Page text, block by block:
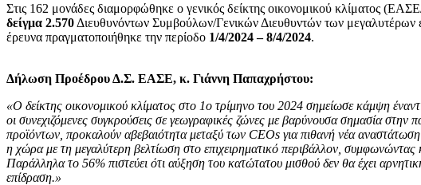
Στις 162 μονάδες διαμορφώθηκε ο γενικός δείκτης οικονομικού κλίματος
δείγμα 2.570 Διευθυνόντων Συμβούλων/Γενικών Διευθυντών των
έρευνα πραγματοποιήθηκε την περίοδο 1/4/2024 – 8/4/2024.
Δήλωση Προέδρου Δ.Σ. ΕΑΣΕ, κ. Γιάννη Παπαχρήστου:
«Ο δείκτης οικονομικού κλίματος στο 1ο τρίμηνο του 2024 σημείωσε κάμψη
οι συνεχιζόμενες συγκρούσεις σε γεωγραφικές ζώνες με βαρύνουσα σημασία
προϊόντων, προκαλούν αβεβαιότητα μεταξύ των CEOs για πιθανή νέα
η χώρα με τη μεγαλύτερη βελτίωση στο επιχειρηματικό περιβάλλον,
Παράλληλα το 56% πιστεύει ότι αύξηση του κατώτατου μισθού δεν θα έχει
επίδραση.»